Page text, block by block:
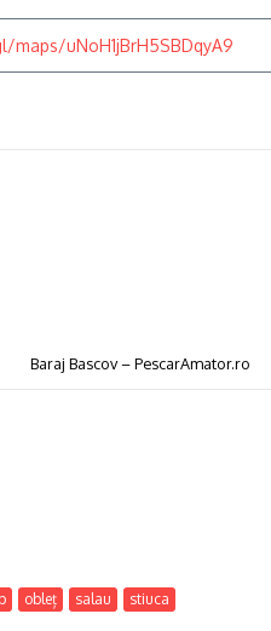
uNoH1jBrH5SBDqyA9
Baraj Bascov – PescarAmator.ro
obleț salau stiuca